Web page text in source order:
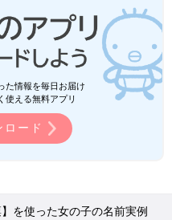
た情報を毎日お届け
使える無料アプリ
ード
】を使った女の子の名前実例